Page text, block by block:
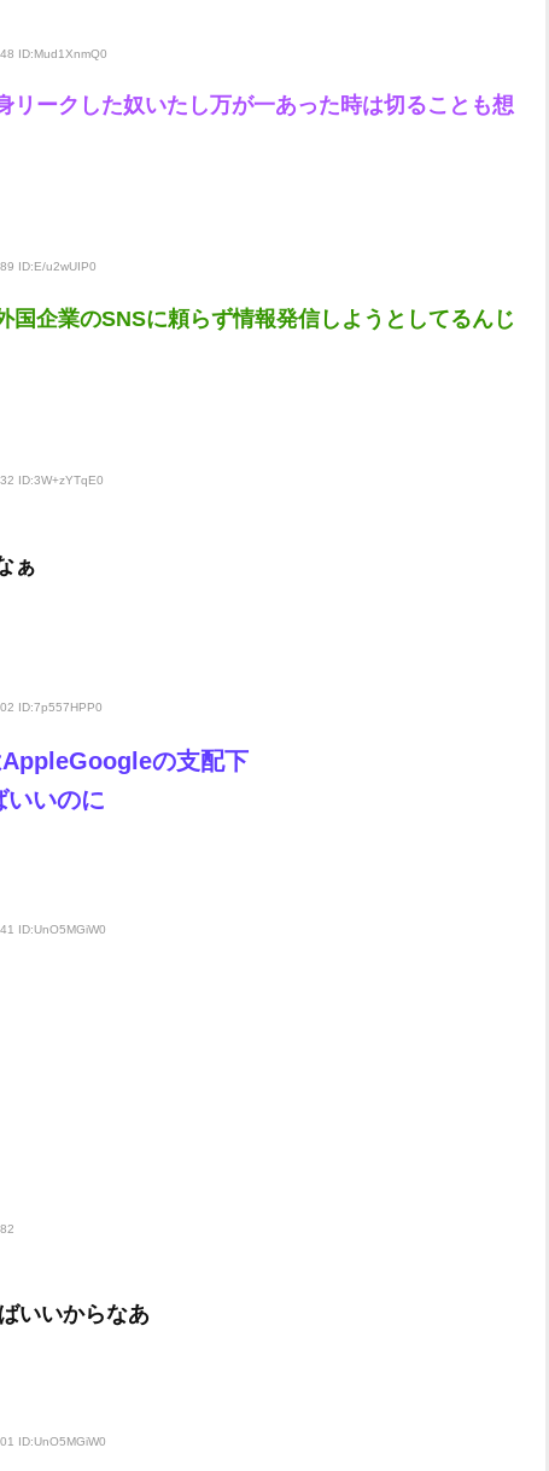
ID:Mud1XnmQ0
リークした奴いたし万が一あった時は切ることも想
ID:E/u2wUIP0
国企業のSNSに頼らず情報発信しようとしてるんじ
ID:3W+zYTqE0
ぁ
ID:7p557HPP0
の支配下
いのに
ID:UnO5MGiW0
いいからなあ
ID:UnO5MGiW0